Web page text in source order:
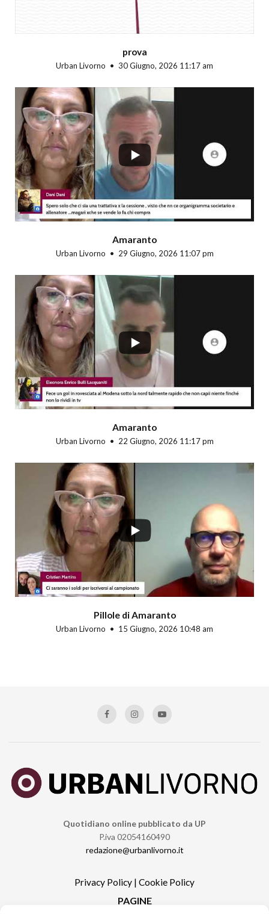
prova
Urban Livorno 30 Giugno, 2026 11:17 am
Amaranto
Urban Livorno 29 Giugno, 2026 11:07 pm
Amaranto
Urban Livorno 22 Giugno, 2026 11:17 pm
Pillole di Amaranto
Urban Livorno 15 Giugno, 2026 10:48 am
Quotidiano online pubblicato da UP
P.iva 02054160490
redazione@urbanlivorno.it
Privacy Policy | Cookie Policy
PAGINE